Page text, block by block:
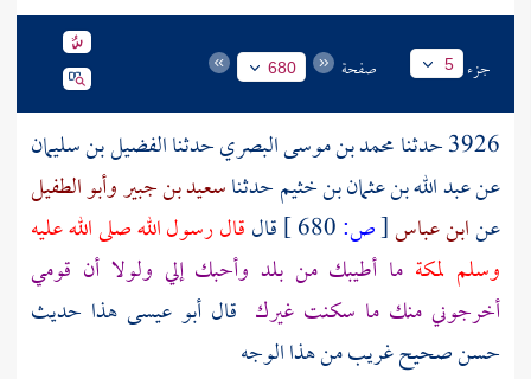
جزء 5 صفحة 680
3926 حدثنا محمد بن موسى البصريحدثناالفضيل بن سليمان
عنعبد الله بن عثمان بن خثيمحدثناسعيد بن جبيروأبو الطفيل
عنابن عباس[ص: قالقال رسول الله صلى الله عليه
وسلملمكة ما أطيبك من بلد وأحبك إلي ولولا أن قومي
أخرجوني منك ما سكنت غيرك قال أبو عيسى هذا حديث
حسن صحيح غريب من هذا الوجه